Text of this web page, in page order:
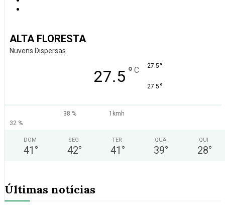
ALTA FLORESTA
Nuvens Dispersas
27.5 ° C 27.5 °
27.5 °
38 %
1kmh
32 %
DOM
41 °
SEG
42°
TER
41 °
QUA
39°
QUI
28°
Últimas notícias